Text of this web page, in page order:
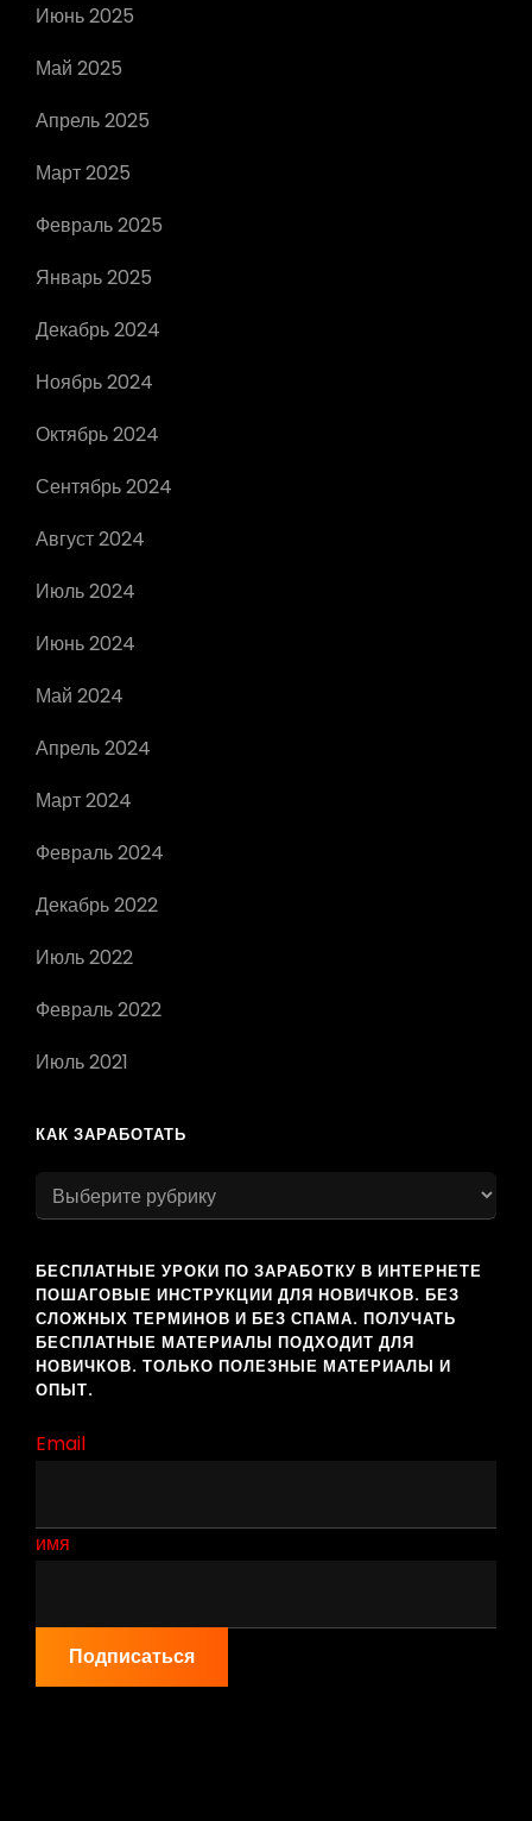
Июнь 2025
Май 2025
Апрель 2025
Март 2025
Февраль 2025
Январь 2025
Декабрь 2024
Ноябрь 2024
Октябрь 2024
Сентябрь 2024
Август 2024
Июль 2024
Июнь 2024
Май 2024
Апрель 2024
Март 2024
Февраль 2024
Декабрь 2022
Июль 2022
Февраль 2022
Июль 2021
КАК ЗАРАБОТАТЬ
как
заработать
БЕСПЛАТНЫЕ УРОКИ ПО ЗАРАБОТКУ В ИНТЕРНЕТЕ
ПОШАГОВЫЕ ИНСТРУКЦИИ ДЛЯ НОВИЧКОВ. БЕЗ
СЛОЖНЫХ ТЕРМИНОВ И БЕЗ СПАМА. ПОЛУЧАТЬ
БЕСПЛАТНЫЕ МАТЕРИАЛЫ ПОДХОДИТ ДЛЯ
НОВИЧКОВ. ТОЛЬКО ПОЛЕЗНЫЕ МАТЕРИАЛЫ И
ОПЫТ.
Email
имя
Подписаться